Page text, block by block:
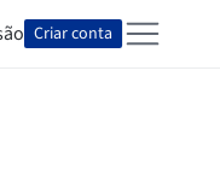
Criar conta